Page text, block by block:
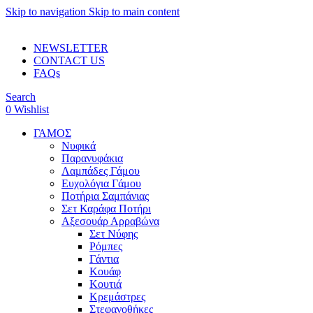
Skip to navigation Skip to main content
NEWSLETTER
CONTACT US
FAQs
Search
0 Wishlist
ΓΑΜΟΣ
Νυφικά
Παρανυφάκια
Λαμπάδες Γάμου
Ευχολόγια Γάμου
Ποτήρια Σαμπάνιας
Σετ Καράφα Ποτήρι
Αξεσουάρ Αρραβώνα
Σετ Νύφης
Ρόμπες
Γάντια
Κουάφ
Κουτιά
Κρεμάστρες
Στεφανοθήκες